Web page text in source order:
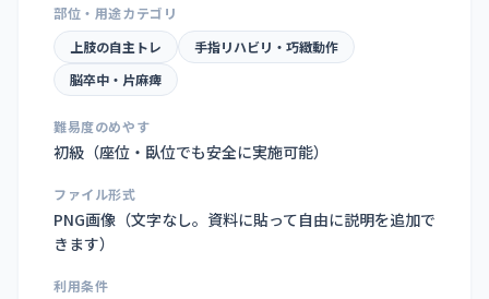
部位・用途カテゴリ
上肢の自主トレ
手指リハビリ・巧緻動作
脳卒中・片麻痺
難易度のめやす
初級（座位・臥位でも安全に実施可能）
ファイル形式
PNG画像（文字なし。資料に貼って自由に説明を追加で
きます）
利用条件